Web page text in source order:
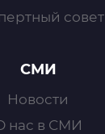
совет
СМИ
Новости
нас в СМИ